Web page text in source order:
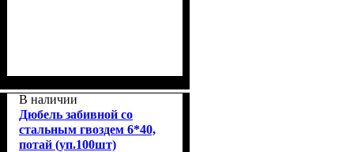
В наличии
Дюбель забивной со
стальным гвоздем 6*40,
потай (уп.100шт)